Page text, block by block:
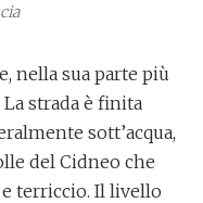
nella sua parte più
La strada è finita
sott’acqua,
del Cidneo che
terriccio. Il livello